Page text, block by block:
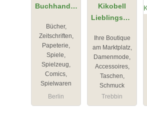
Buchhandlu
Bücher,
Zeitschriften,
Papeterie,
Spiele,
Spielzeug,
Comics,
Spielwaren
Berlin
Kikobell
Lieblingsmo
Trebbin
Ihre Boutique
am Marktplatz,
Damenmode,
Accessoires,
Taschen,
Schmuck
Trebbin